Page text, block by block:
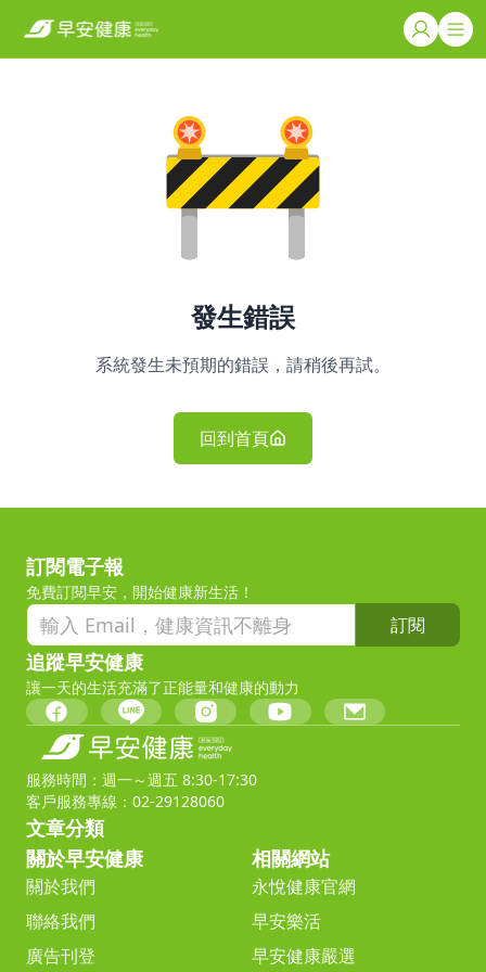
發生錯誤
系統發生未預期的錯誤，請稍後再試。
回到首頁
訂閱電子報
免費訂閱早安，開始健康新生活！
訂閱
追蹤早安健康
讓一天的生活充滿了正能量和健康的動力
服務時間：週一～週五 8:30-17:30
客戶服務專線：02-29128060
文章分類
關於早安健康
關於我們
聯絡我們
廣告刊登
相關網站
永悅健康官網
早安樂活
早安健康嚴選